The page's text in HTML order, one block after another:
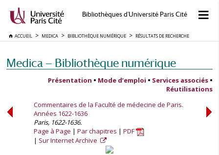
Bibliothèques d'Université Paris Cité
ACCUEIL MEDICA BIBLIOTHÈQUE NUMÉRIQUE RÉSULTATS DE RECHERCHE
Medica — Bibliothèque numérique
Présentation • Mode d’emploi • Services associés •
Réutilisations
Commentaires de la Faculté de médecine de Paris.
Années 1622-1636
Paris, 1622-1636.
Page à Page
Par chapitres
PDF
Sur Internet Archive